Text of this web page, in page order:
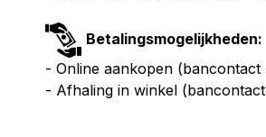
Betalingsmogelijkheden:
- Online aankopen
- Afhaling in winkel